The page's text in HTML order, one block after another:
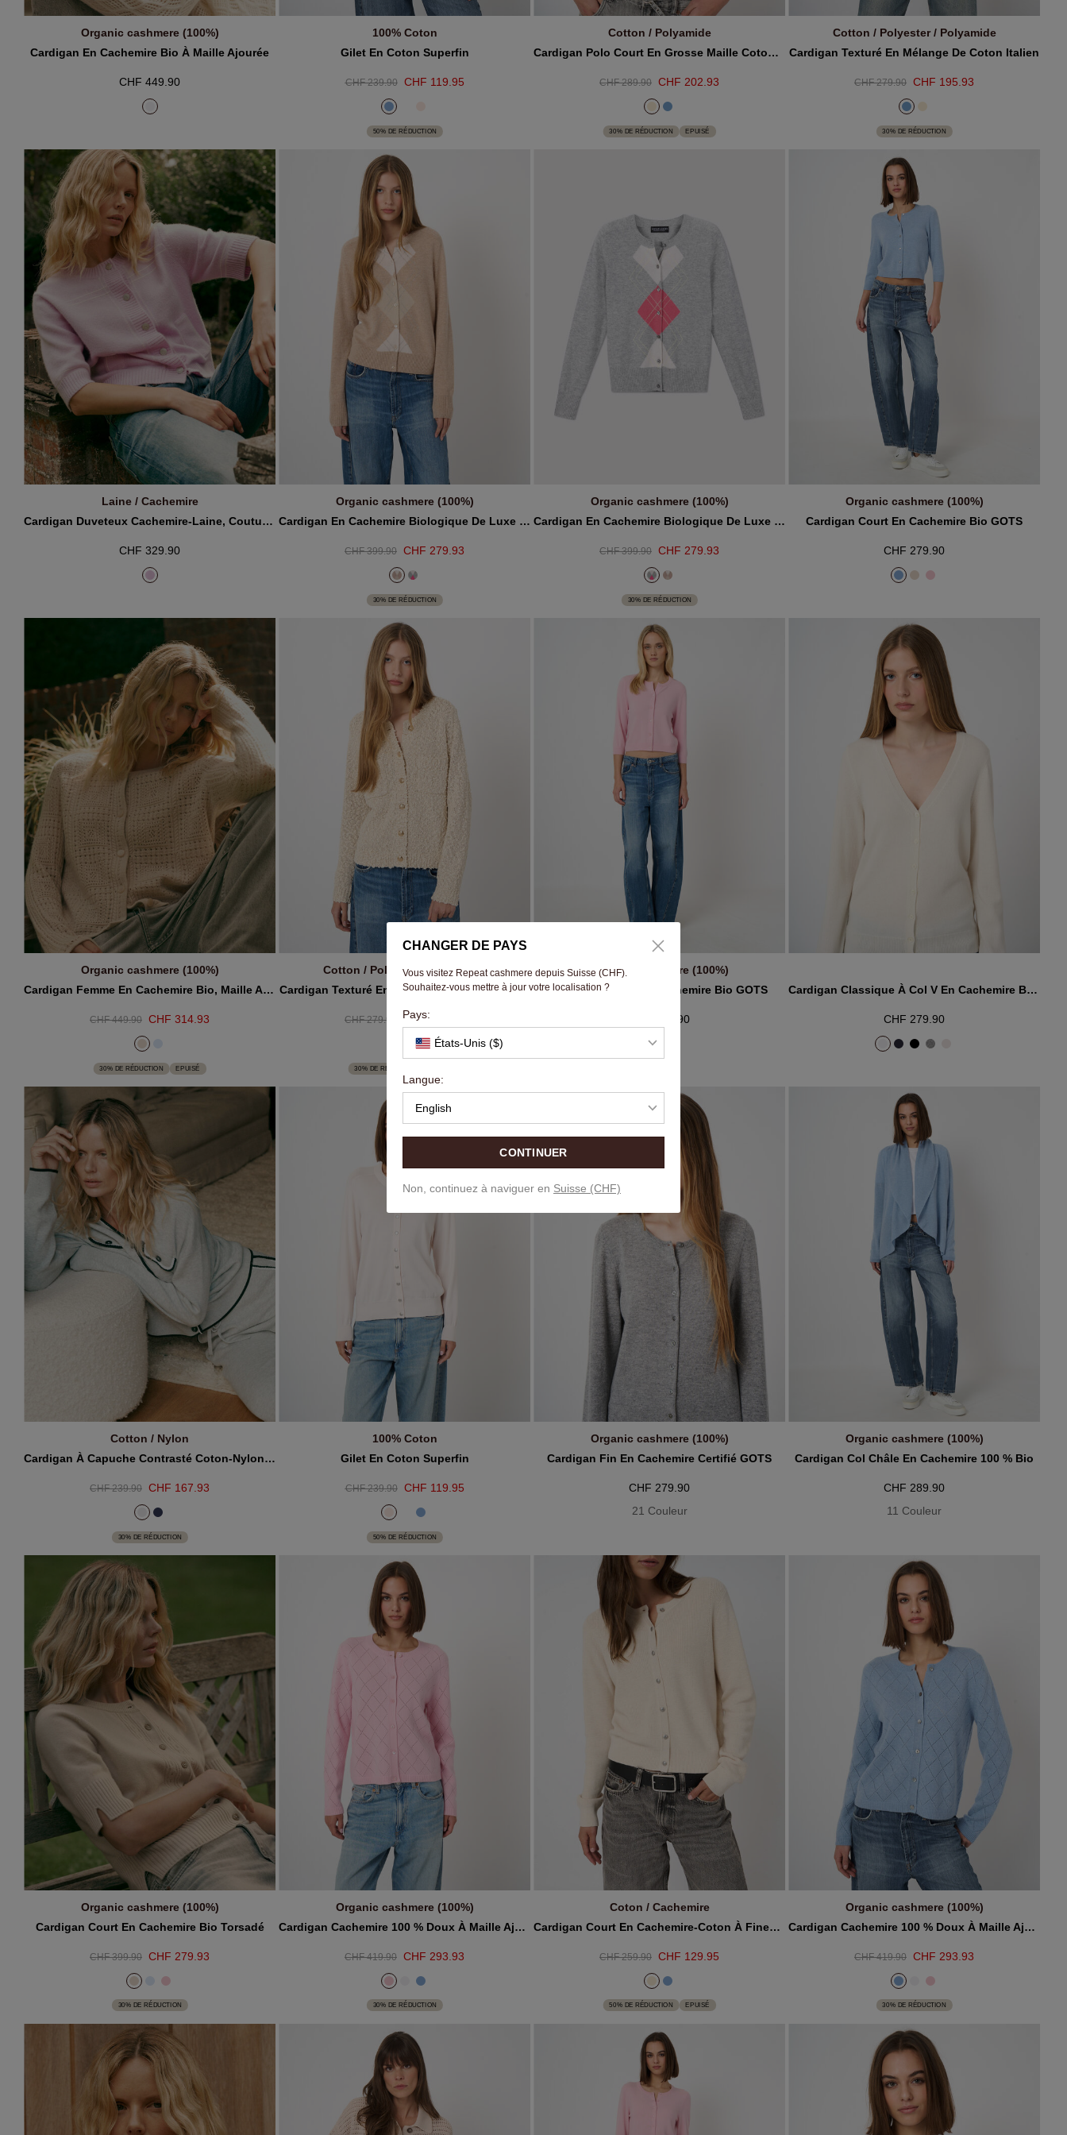
AJOUTER AU PANIER
Organic cashmere (100%)
Cardigan En Cachemire Bio À Maille Ajourée
CHF 449.90
AJOUTER AU PANIER
100% Coton
Gilet En Coton Superfin
CHF 239.90 CHF 119.95
50% DE RÉDUCTION
EPUISÉ
Cotton / Polyamide
Cardigan Polo Court En Grosse Maille Coton Mélangé
CHF 289.90 CHF 202.93
30% DE RÉDUCTION EPUISÉ
AJOUTER AU PANIER
Cotton / Polyester / Polyamide
Cardigan Texturé En Mélange De Coton Italien
CHF 279.90 CHF 195.93
30% DE RÉDUCTION
AJOUTER AU PANIER
Laine / Cachemire
Cardigan Duveteux Cachemire-Laine, Coutures Contrastées
CHF 329.90
AJOUTER AU PANIER
Organic cashmere (100%)
Cardigan En Cachemire Biologique De Luxe À Losanges
CHF 399.90 CHF 279.93
30% DE RÉDUCTION
AJOUTER AU PANIER
Organic cashmere (100%)
Cardigan En Cachemire Biologique De Luxe À Losanges
CHF 399.90 CHF 279.93
30% DE RÉDUCTION
AJOUTER AU PANIER
Organic cashmere (100%)
Cardigan Court En Cachemire Bio GOTS
CHF 279.90
EPUISÉ
Organic cashmere (100%)
Cardigan Femme En Cachemire Bio, Maille Ajourée
CHF 449.90 CHF 314.93
30% DE RÉDUCTION EPUISÉ
EPUISÉ
Cotton / Polyester / Polyamide
Cardigan Texturé En Mélange De Coton Italien
CHF 279.90 CHF 195.93
30% DE RÉDUCTION
AJOUTER AU PANIER
Organic cashmere (100%)
Cardigan Court En Cachemire Bio GOTS
CHF 279.90
Cardigan Classique À Col V En Cachemire Biologique
CHF 279.90
AJOUTER AU PANIER
Cotton / Nylon
Cardigan À Capuche Contrasté Coton-Nylon REPEAT Cashmere
CHF 239.90 CHF 167.93
30% DE RÉDUCTION
AJOUTER AU PANIER
100% Coton
Gilet En Coton Superfin
CHF 239.90 CHF 119.95
50% DE RÉDUCTION
AJOUTER AU PANIER
Organic cashmere (100%)
Cardigan Fin En Cachemire Certifié GOTS
CHF 279.90
21 Couleur
AJOUTER AU PANIER
Organic cashmere (100%)
Cardigan Col Châle En Cachemire 100 % Bio
CHF 289.90
11 Couleur
AJOUTER AU PANIER
Organic cashmere (100%)
Cardigan Court En Cachemire Bio Torsadé
CHF 399.90 CHF 279.93
30% DE RÉDUCTION
AJOUTER AU PANIER
Organic cashmere (100%)
Cardigan Cachemire 100 % Doux À Maille Ajourée
CHF 419.90 CHF 293.93
30% DE RÉDUCTION
EPUISÉ
Coton / Cachemire
Cardigan Court En Cachemire-Coton À Fines Côtes
CHF 259.90 CHF 129.95
50% DE RÉDUCTION EPUISÉ
AJOUTER AU PANIER
Organic cashmere (100%)
Cardigan Cachemire 100 % Doux À Maille Ajourée
CHF 419.90 CHF 293.93
30% DE RÉDUCTION
CHANGER DE PAYS
Vous visitez Repeat cashmere depuis Suisse (CHF).
Souhaitez-vous mettre à jour votre localisation ?
Pays:
États-Unis ($)
Langue:
English
CONTINUER
Non, continuez à naviguer en Suisse (CHF)